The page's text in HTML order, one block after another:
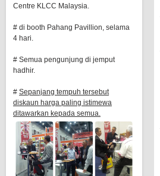
Centre KLCC Malaysia.
# di booth Pahang Pavillion, selama
4 hari.
# Semua pengunjung di jemput
hadhir.
# Sepanjang tempuh tersebut
diskaun harga paling istimewa
ditawarkan kepada semua.